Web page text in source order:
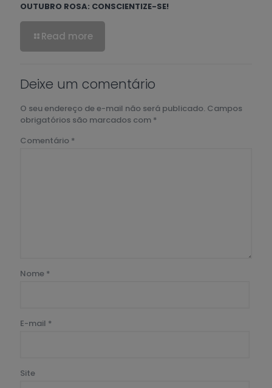
OUTUBRO ROSA: CONSCIENTIZE-SE!
Read more
Deixe um comentário
O seu endereço de e-mail não será publicado. Campos
obrigatórios são marcados com *
Comentário *
Nome *
E-mail *
Site